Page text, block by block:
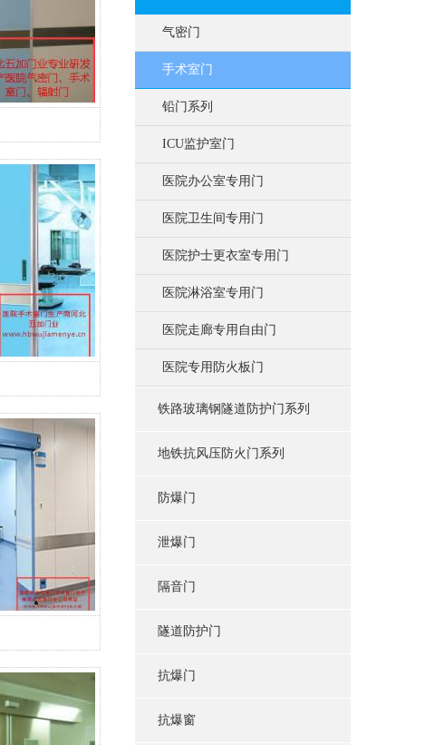
气密门
手术室门
铅门系列
ICU监护室门
医院办公室专用门
医院卫生间专用门
医院护士更衣室专用门
医院淋浴室专用门
医院走廊专用自由门
医院专用防火板门
铁路玻璃钢隧道防护门系列
地铁抗风压防火门系列
防爆门
泄爆门
隔音门
隧道防护门
抗爆门
抗爆窗